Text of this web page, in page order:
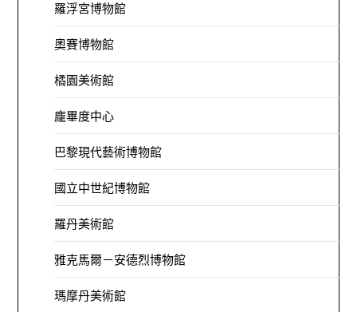
羅浮宮博物館
奧賽博物館
橘園美術館
龐畢度中心
巴黎現代藝術博物館
國立中世紀博物館
羅丹美術館
雅克馬爾－安德烈博物館
瑪摩丹美術館